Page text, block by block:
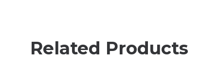
Related Products